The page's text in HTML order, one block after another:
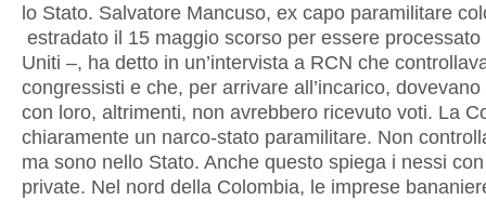
lo Stato. Salvatore Mancuso, ex capo paramilitare
estradato il 15 maggio scorso per essere
Uniti –, ha detto in un’intervista a RCN che
congressisti e che, per arrivare all’incarico,
con loro, altrimenti, non avrebbero ricevuto voti. La
chiaramente un narco-stato paramilitare. Non
ma sono nello Stato. Anche questo spiega i nessi
private. Nel nord della Colombia, le imprese